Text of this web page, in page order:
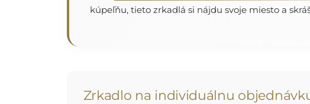
kúpeľňu, tieto zrkadlá si nájdu svoje miesto a
Zrkadlo na individuálnu